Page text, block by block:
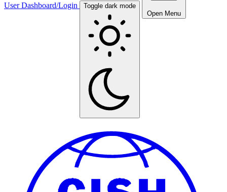
User Dashboard/Login
Toggle dark mode
Open Menu